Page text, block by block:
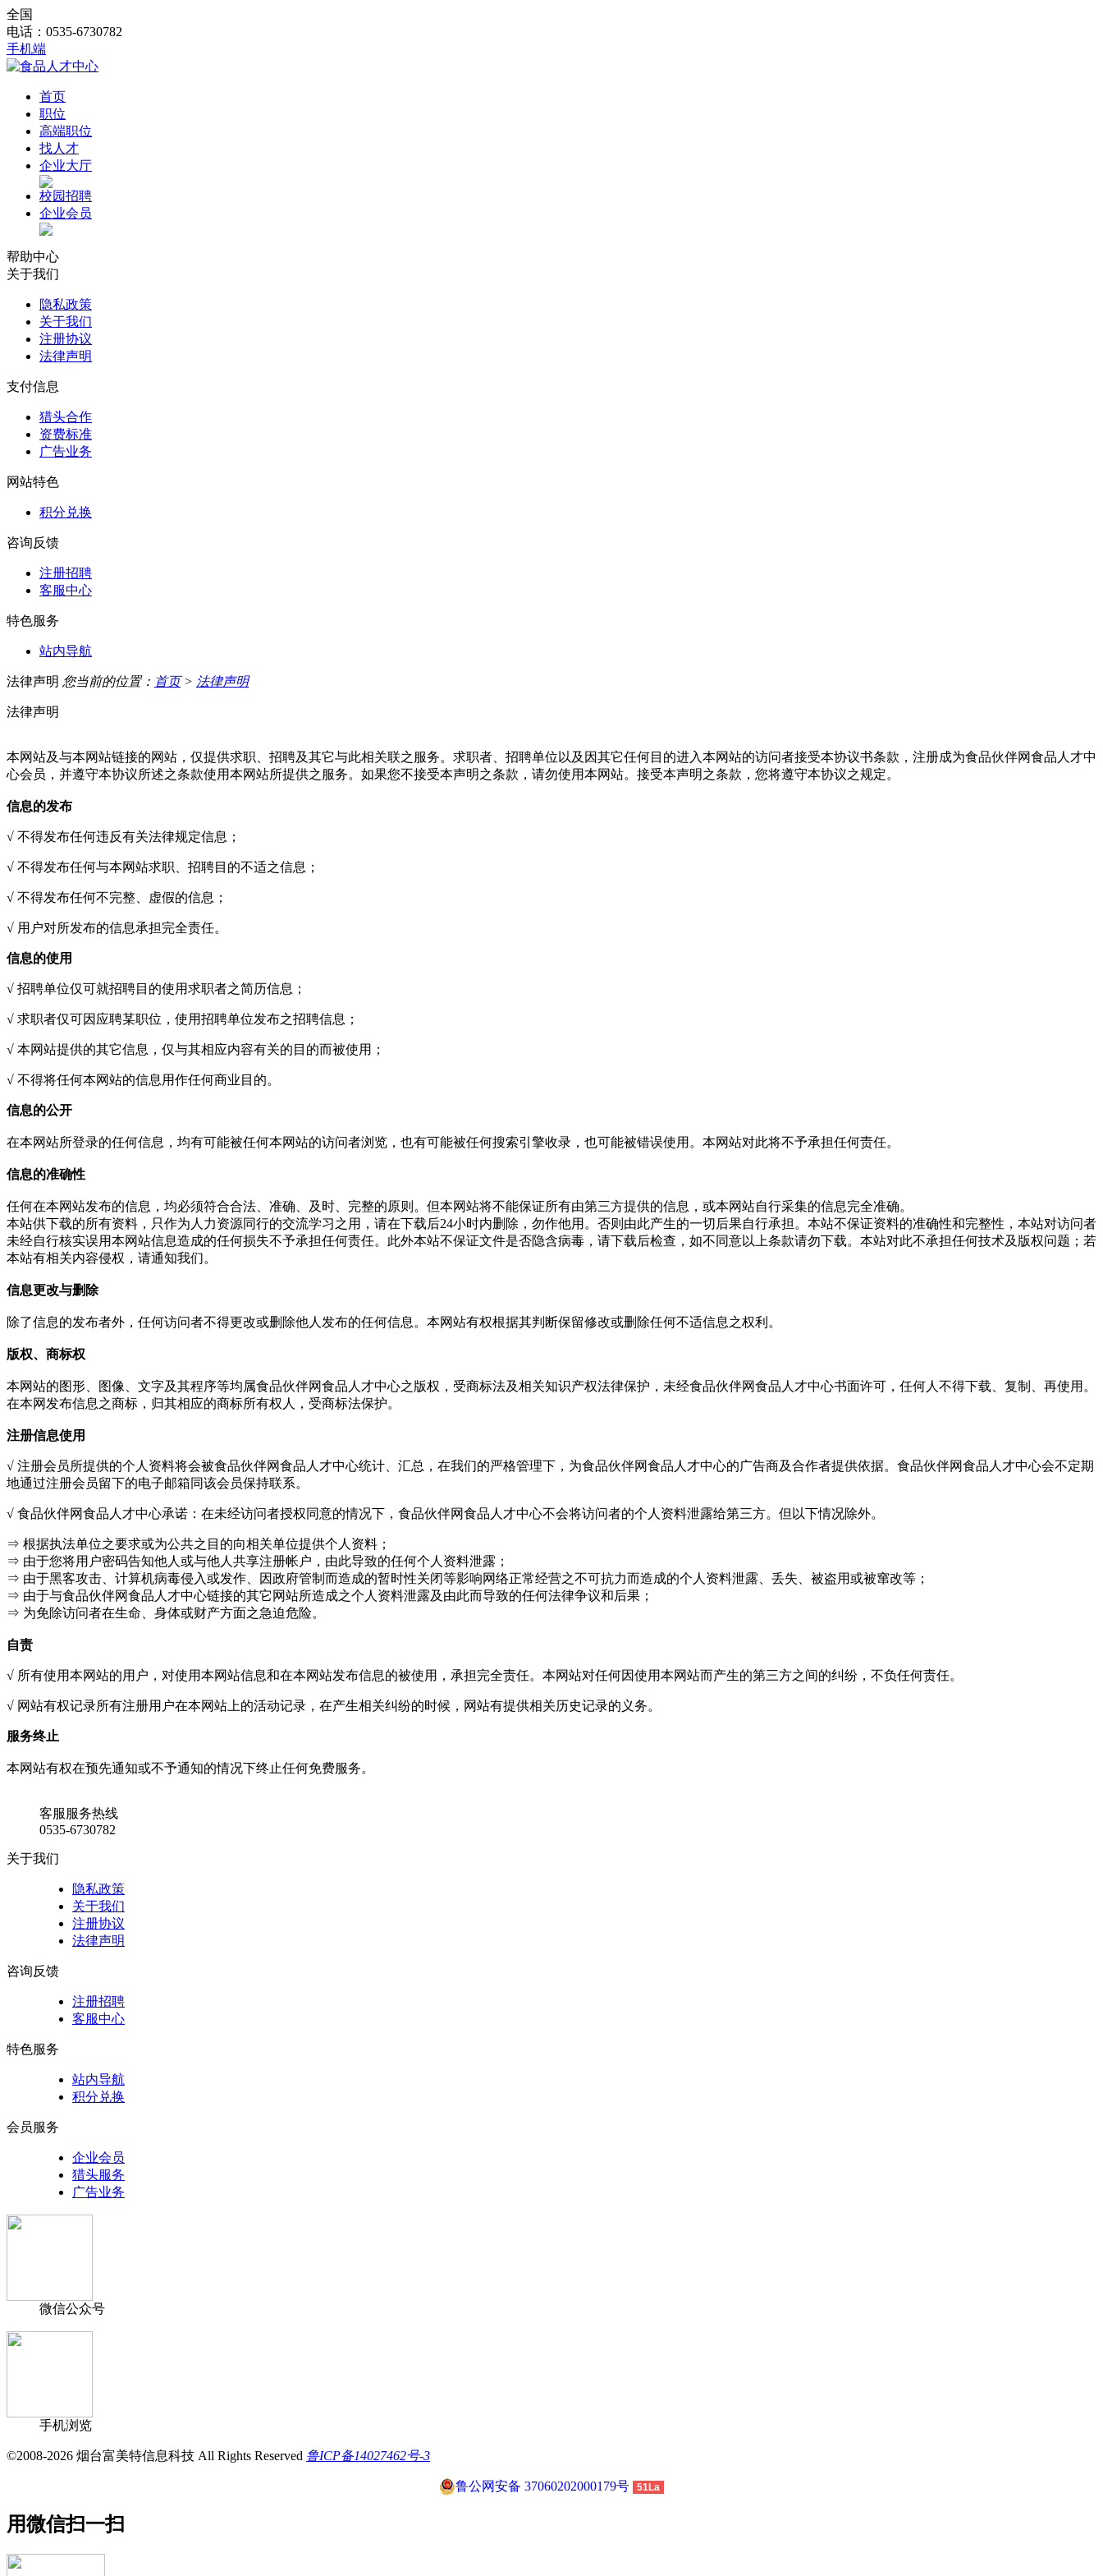
全国
电话：0535-6730782
手机端
首页
职位
高端职位
找人才
企业大厅
校园招聘
企业会员
帮助中心
关于我们
隐私政策
关于我们
注册协议
法律声明
支付信息
猎头合作
资费标准
广告业务
网站特色
积分兑换
咨询反馈
注册招聘
客服中心
特色服务
站内导航
法律声明 您当前的位置： 首页> 法律声明
法律声明
本网站及与本网站链接的网站，仅提供求职、招聘及其它与此相关联之服务。求职者、招聘单位以及因其它任何目的进入本网站的访问者接受本协议书条款，注册成为食品伙伴网食品人才中
心会员，并遵守本协议所述之条款使用本网站所提供之服务。如果您不接受本声明之条款，请勿使用本网站。接受本声明之条款，您将遵守本协议之规定。
信息的发布
√ 不得发布任何违反有关法律规定信息；
√ 不得发布任何与本网站求职、招聘目的不适之信息；
√ 不得发布任何不完整、虚假的信息；
√ 用户对所发布的信息承担完全责任。
信息的使用
√ 招聘单位仅可就招聘目的使用求职者之简历信息；
√ 求职者仅可因应聘某职位，使用招聘单位发布之招聘信息；
√ 本网站提供的其它信息，仅与其相应内容有关的目的而被使用；
√ 不得将任何本网站的信息用作任何商业目的。
信息的公开
在本网站所登录的任何信息，均有可能被任何本网站的访问者浏览，也有可能被任何搜索引擎收录，也可能被错误使用。本网站对此将不予承担任何责任。
信息的准确性
任何在本网站发布的信息，均必须符合合法、准确、及时、完整的原则。但本网站将不能保证所有由第三方提供的信息，或本网站自行采集的信息完全准确。
本站供下载的所有资料，只作为人力资源同行的交流学习之用，请在下载后24小时内删除，勿作他用。否则由此产生的一切后果自行承担。本站不保证资料的准确性和完整性，本站对访问者
未经自行核实误用本网站信息造成的任何损失不予承担任何责任。此外本站不保证文件是否隐含病毒，请下载后检查，如不同意以上条款请勿下载。本站对此不承担任何技术及版权问题；若
本站有相关内容侵权，请通知我们。
信息更改与删除
除了信息的发布者外，任何访问者不得更改或删除他人发布的任何信息。本网站有权根据其判断保留修改或删除任何不适信息之权利。
版权、商标权
本网站的图形、图像、文字及其程序等均属食品伙伴网食品人才中心之版权，受商标法及相关知识产权法律保护，未经食品伙伴网食品人才中心书面许可，任何人不得下载、复制、再使用。
在本网发布信息之商标，归其相应的商标所有权人，受商标法保护。
注册信息使用
√ 注册会员所提供的个人资料将会被食品伙伴网食品人才中心统计、汇总，在我们的严格管理下，为食品伙伴网食品人才中心的广告商及合作者提供依据。食品伙伴网食品人才中心会不定期
地通过注册会员留下的电子邮箱同该会员保持联系。
√ 食品伙伴网食品人才中心承诺：在未经访问者授权同意的情况下，食品伙伴网食品人才中心不会将访问者的个人资料泄露给第三方。但以下情况除外。
⇒ 根据执法单位之要求或为公共之目的向相关单位提供个人资料；
⇒ 由于您将用户密码告知他人或与他人共享注册帐户，由此导致的任何个人资料泄露；
⇒ 由于黑客攻击、计算机病毒侵入或发作、因政府管制而造成的暂时性关闭等影响网络正常经营之不可抗力而造成的个人资料泄露、丢失、被盗用或被窜改等；
⇒ 由于与食品伙伴网食品人才中心链接的其它网站所造成之个人资料泄露及由此而导致的任何法律争议和后果；
⇒ 为免除访问者在生命、身体或财产方面之急迫危险。
自责
√ 所有使用本网站的用户，对使用本网站信息和在本网站发布信息的被使用，承担完全责任。本网站对任何因使用本网站而产生的第三方之间的纠纷，不负任何责任。
√ 网站有权记录所有注册用户在本网站上的活动记录，在产生相关纠纷的时候，网站有提供相关历史记录的义务。
服务终止
本网站有权在预先通知或不予通知的情况下终止任何免费服务。
客服服务热线
0535-6730782
关于我们
隐私政策
关于我们
注册协议
法律声明
咨询反馈
注册招聘
客服中心
特色服务
站内导航
积分兑换
会员服务
企业会员
猎头服务
广告业务
微信公众号
手机浏览
©2008-2026 烟台富美特信息科技 All Rights Reserved 鲁ICP备14027462号-3
鲁公网安备 37060202000179号 51La
用微信扫一扫